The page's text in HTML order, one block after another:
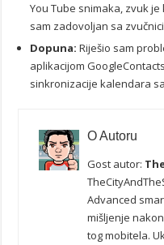
You Tube snimaka, zvuk
sam zadovoljan sa
Dopuna: Riješio sam
aplikacijom
sinkronizacije kalendara
O Autoru
Gost autor:
Advanced
mišljenje
tog mobitela.